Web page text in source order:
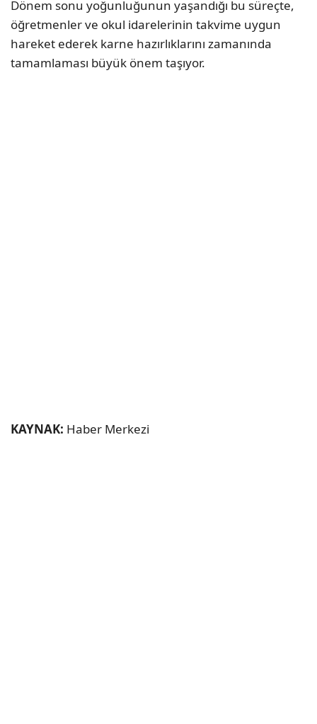
Dönem sonu yoğunluğunun yaşandığı bu süreçte,
öğretmenler ve okul idarelerinin takvime uygun
hareket ederek karne hazırlıklarını zamanında
tamamlaması büyük önem taşıyor.
KAYNAK: Haber Merkezi